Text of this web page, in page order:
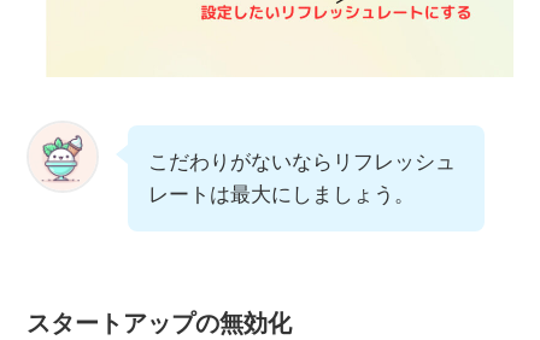
こだわりがないならリフレッシュ
レートは最大にしましょう。
スタートアップの無効化